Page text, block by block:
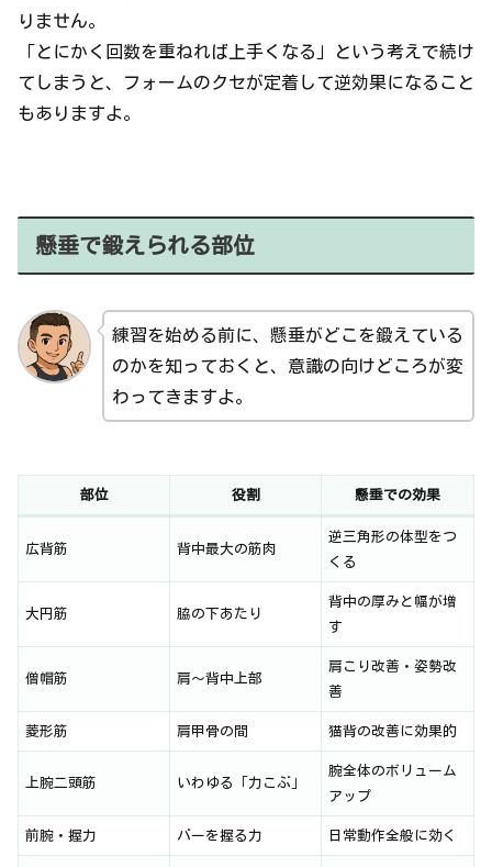
りません。
「とにかく回数を重ねれば上手くなる」という考えで続け
てしまうと、フォームのクセが定着して逆効果になること
もありますよ。
懸垂で鍛えられる部位
練習を始める前に、懸垂がどこを鍛えている
のかを知っておくと、意識の向けどころが変
わってきますよ。
部位 役割 懸垂での効果
広背筋 背中最大の筋肉
逆三角形の体型をつ
くる
大円筋 脇の下あたり
背中の厚みと幅が増
す
僧帽筋 肩〜背中上部
肩こり改善・姿勢改
善
菱形筋 肩甲骨の間 猫背の改善に効果的
上腕二頭筋 いわゆる「力こぶ」
腕全体のボリューム
アップ
前腕・握力 バーを握る力 日常動作全般に効く